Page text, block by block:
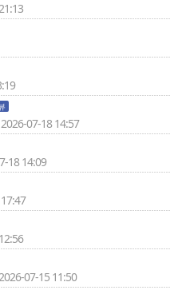
07-18 14:57
18 14:09
07-15 11:50